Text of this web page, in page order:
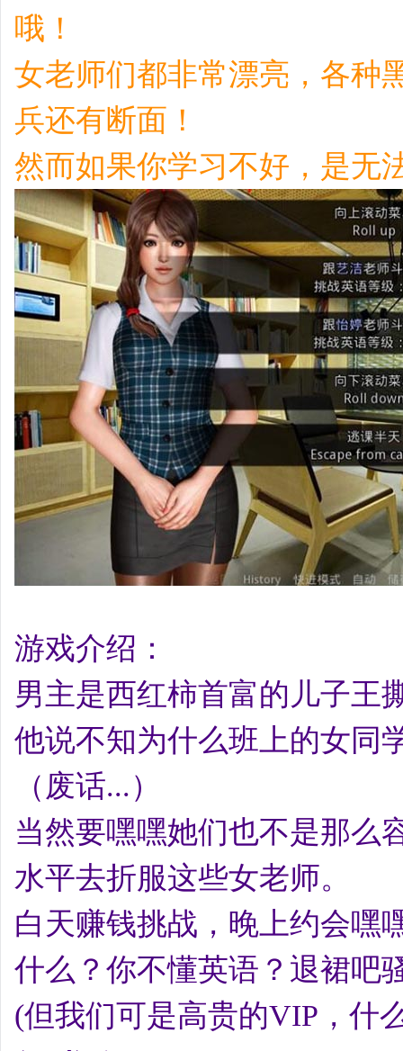
哦！
女老师们都非常漂亮，各种
兵还有断面！
然而如果你学习不好，是无
游戏介绍：
男主是西红柿首富的儿子王
他说不知为什么班上的女同
（废话...）
当然要嘿嘿她们也不是那么
水平去折服这些女老师。
白天赚钱挑战，晚上约会嘿
什么？你不懂英语？退裙吧
(但我们可是高贵的VIP，什